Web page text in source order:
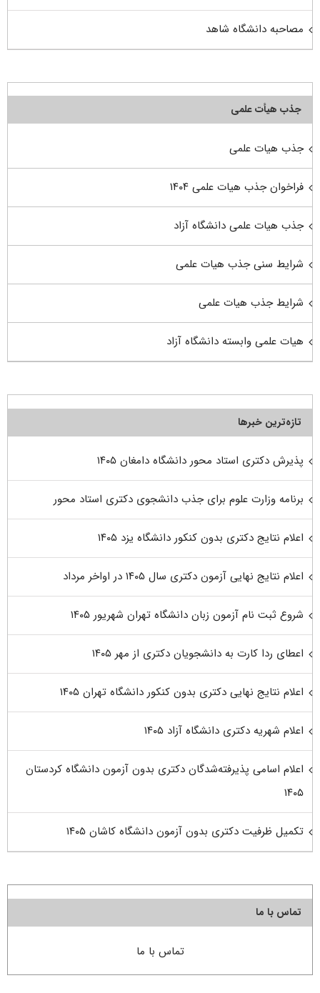
مصاحبه دانشگاه شاهد
جذب هیأت علمی
جذب هیات علمی
فراخوان جذب هیات علمی ۱۴۰۴
جذب هیات علمی دانشگاه آزاد
شرایط سنی جذب هیات علمی
شرایط جذب هیات علمی
هیات علمی وابسته دانشگاه آزاد
تازه‌ترین خبرها
پذیرش دکتری استاد محور دانشگاه دامغان ۱۴۰۵
برنامه وزارت علوم برای جذب دانشجوی دکتری استاد محور
اعلام نتایج دکتری بدون کنکور دانشگاه یزد ۱۴۰۵
اعلام نتایج نهایی آزمون دکتری سال ۱۴۰۵ در اواخر مرداد
شروع ثبت نام آزمون زبان دانشگاه تهران شهریور ۱۴۰۵
اعطای ردا کارت به دانشجویان دکتری از مهر ۱۴۰۵
اعلام نتایج نهایی دکتری بدون کنکور دانشگاه تهران ۱۴۰۵
اعلام شهریه دکتری دانشگاه آزاد ۱۴۰۵
اعلام اسامی پذیرفته‌شدگان دکتری بدون آزمون دانشگاه کردستان
۱۴۰۵
تکمیل ظرفیت دکتری بدون آزمون دانشگاه کاشان ۱۴۰۵
تماس با ما
تماس با ما